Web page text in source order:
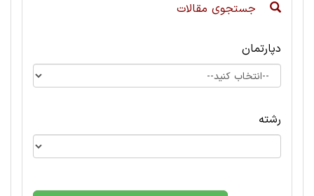
جستجوی مقالات
دپارتمان
رشته